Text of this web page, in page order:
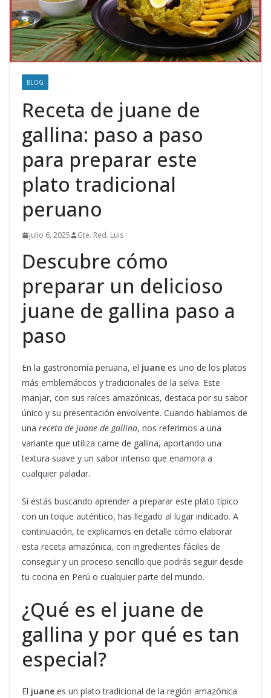
BLOG
Receta de juane de
gallina: paso a paso
para preparar este
plato tradicional
peruano
julio 6, 2025 Gte. Red. Luis
Descubre cómo
preparar un delicioso
juane de gallina paso a
paso
En la gastronomía peruana, el juane es uno de los platos
más emblemáticos y tradicionales de la selva. Este
manjar, con sus raíces amazónicas, destaca por su sabor
único y su presentación envolvente. Cuando hablamos de
una receta de juane de gallina, nos referimos a una
variante que utiliza carne de gallina, aportando una
textura suave y un sabor intenso que enamora a
cualquier paladar.
Si estás buscando aprender a preparar este plato típico
con un toque auténtico, has llegado al lugar indicado. A
continuación, te explicamos en detalle cómo elaborar
esta receta amazónica, con ingredientes fáciles de
conseguir y un proceso sencillo que podrás seguir desde
tu cocina en Perú o cualquier parte del mundo.
¿Qué es el juane de
gallina y por qué es tan
especial?
El juane es un plato tradicional de la región amazónica